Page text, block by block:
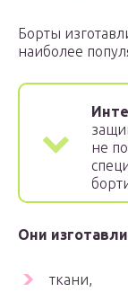
Борты
наиболее
не
Они
ткани,